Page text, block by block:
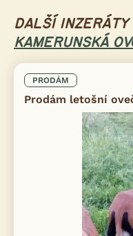
DALŠÍ INZERÁTY
KAMERUNSKÁ
PRODÁM
Prodám letošní